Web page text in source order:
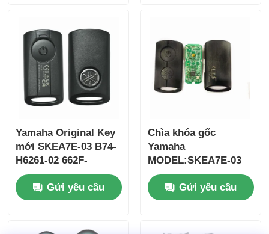
Nhà
Sản phẩm
Video
Yamaha Original Key
mới SKEA7E-03 B74-
H6261-02 662F-
SKEA7D03
Gửi yêu cầu
Chìa khóa gốc
Yamaha
MODEL:SKEA7E-03
Dành cho Chìa khóa
thông minh từ xa
Yamaha B74-H6261-
Gửi yêu cầu